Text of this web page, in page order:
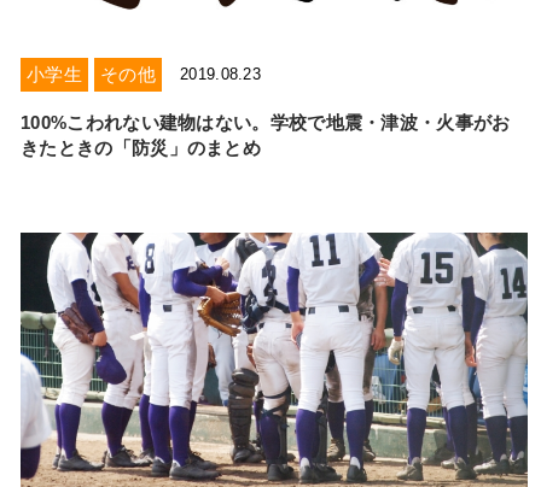
小学生 その他 2019.08.23
100%こわれない建物はない。学校で地震・津波・火事がお
きたときの「防災」のまとめ